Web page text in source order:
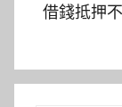
借錢抵押